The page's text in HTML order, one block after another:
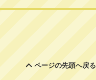
ページの先頭へ戻る